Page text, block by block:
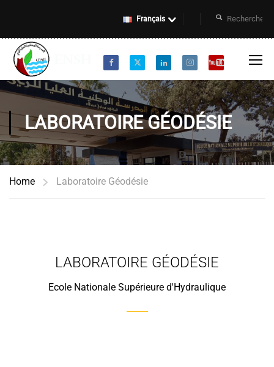
Français
LABORATOIRE GÉODÉSIE
Home Laboratoire Géodésie
LABORATOIRE GÉODÉSIE
Ecole Nationale Supérieure d'Hydraulique